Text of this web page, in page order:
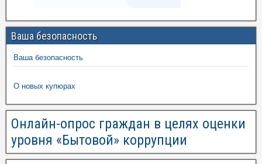
Ваша безопасность
Ваша безопасность
О новых купюрах
Онлайн-опрос граждан в целях оценки
уровня «Бытовой» коррупции